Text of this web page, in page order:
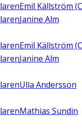
Emil Källström
Janine Alm
Emil Källström
Janine Alm
Ulla Andersson
Mathias Sundin